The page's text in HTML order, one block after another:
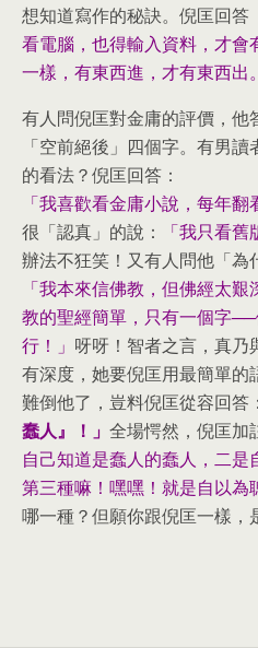
想知道寫作的秘訣。倪匡回答
看電腦，也得輸入資料，才
一樣，有東西進，才有東西出
有人問倪匡對金庸的評價，他
「空前絕後」四個字。有男
的看法？倪匡回答：
「我喜歡看金庸小說，每年翻
很「認真」的說：
「我只看舊
辦法不狂笑！又有人問他「為
「我本來信佛教，但佛經太
教的聖經簡單，只有一個字
行！」 呀呀！智者之言，真乃
有深度，她要倪匡用最簡單的
難倒他了，豈料倪匡從容回答：
蠢人』！」 全場愕然，倪匡加
自己知道是蠢人的蠢人，二是
第三種嘛！嘿嘿！就是自以為
哪一種？但願你跟倪匡一樣，